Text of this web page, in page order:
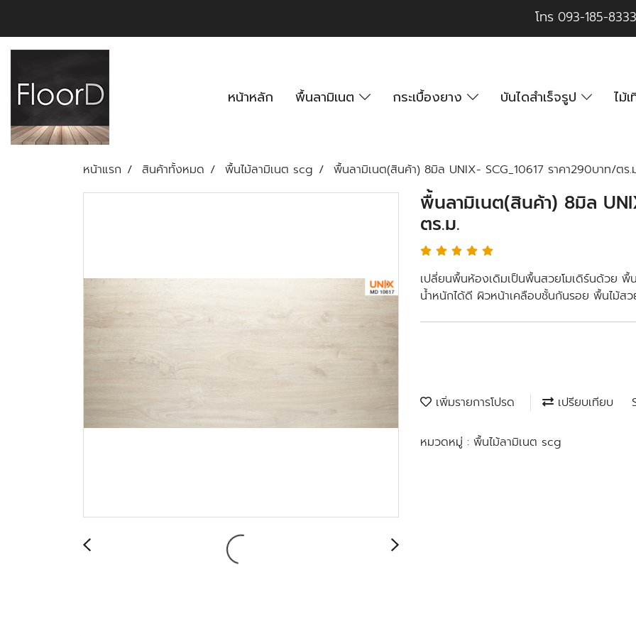
โทร 093-185-8333
หน้าหลัก พื้นลามิเนต กระเบื้องยาง บันไดสำเร็จรูป ไม้
หน้าแรก สินค้าทั้งหมด พื้นไม้ลามิเนต scg พื้นลามิเนต(สินค้า) 8มิล UNIX- SCG_10617 ราคา290บาท/ตร.
พื้นลามิเนต(สินค้า) 8มิล
ตร.ม.
เปลี่ยนพื้นห้องเดิมเป็นพื้นสวยโมเดิร์นด้วย
น้ำหนักได้ดี ผิวหน้าเคลือบชั้นกันรอย พื้นไม้ส
เพิ่มรายการโปรด เปรียบเทียบ
หมวดหมู่ : พื้นไม้ลามิเนต scg